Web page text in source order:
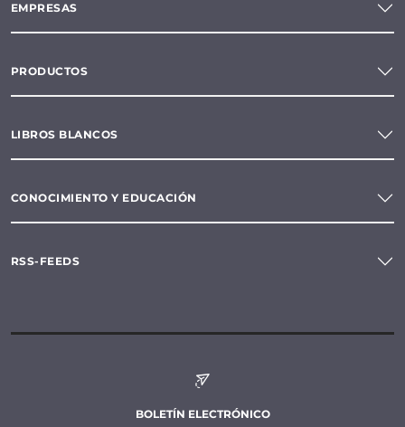
EMPRESAS
PRODUCTOS
LIBROS BLANCOS
CONOCIMIENTO Y EDUCACIÓN
RSS-FEEDS
BOLETÍN ELECTRÓNICO